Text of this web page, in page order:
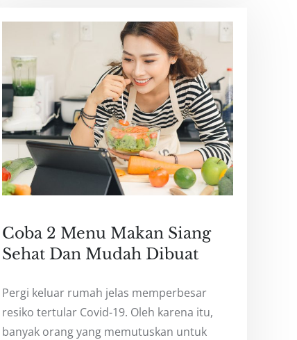
Coba 2 Menu Makan Siang
Sehat Dan Mudah Dibuat
Pergi keluar rumah jelas memperbesar
resiko tertular Covid-19. Oleh karena itu,
banyak orang yang memutuskan untuk